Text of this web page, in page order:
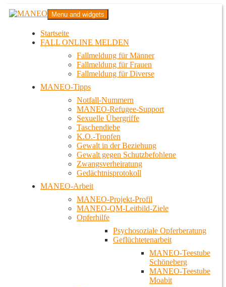
Zum
InhaltMANEO
Das schwule Anti-Gewalt-Projekt in Berlin
Menu and widgets
Startseite
FALL ONLINE MELDEN
Fallmeldung für Männer
Fallmeldung für Frauen
Fallmeldung für Diverse
MANEO-Tipps
Notfall-Nummern
MANEO-Refugee-Support
Sexuelle Übergriffe
Taschendiebe
K.O.-Tropfen
Gewalt in der Beziehung
Gewalt gegen Schutzbefohlene
Zwangsverheiratung
Gedächtnisprotokoll
MANEO-Arbeit
MANEO-Projekt-Profil
MANEO-QM-Leitbild-Ziele
Opferhilfe
Psychosoziale Opferberatung
Geflüchtetenarbeit
MANEO-Teestube
Schöneberg
MANEO-Teestube
Moabit